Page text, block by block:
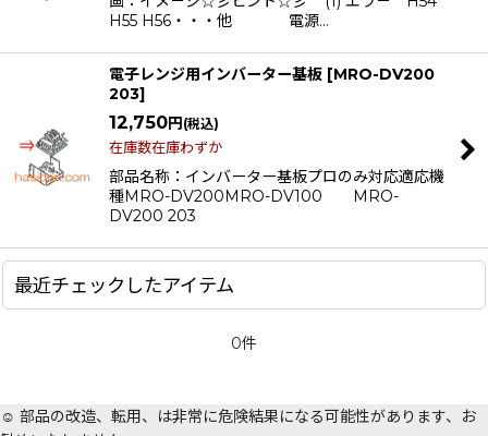
H55 H56・・・他 電源…
電子レンジ用インバーター基板 [MRO-DV200
203]
12,750円 (税込)
在庫数在庫わずか
部品名称：インバーター基板プロのみ対応適応機
種MRO-DV200MRO-DV100 MRO-
DV200 203
最近チェックしたアイテム
0件
☺️ 部品の改造、転用、は非常に危険結果になる可能性があります、お